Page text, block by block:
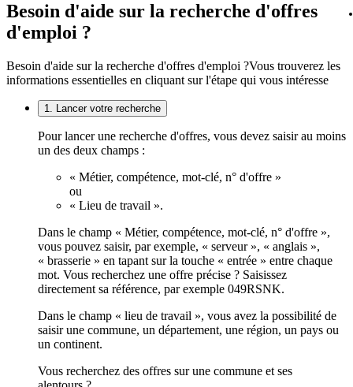
Besoin d'aide sur la recherche d'offres
d'emploi ?
Besoin d'aide sur la recherche d'offres d'emploi ?Vous trouverez les
informations essentielles en cliquant sur l'étape qui vous intéresse
1. Lancer votre recherche
Pour lancer une recherche d'offres, vous devez saisir au moins
un des deux champs :
« Métier, compétence, mot-clé, n° d'offre »
ou
« Lieu de travail ».
Dans le champ « Métier, compétence, mot-clé, n° d'offre »,
vous pouvez saisir, par exemple, « serveur », « anglais »,
« brasserie » en tapant sur la touche « entrée » entre chaque
mot. Vous recherchez une offre précise ? Saisissez
directement sa référence, par exemple 049RSNK.
Dans le champ « lieu de travail », vous avez la possibilité de
saisir une commune, un département, une région, un pays ou
un continent.
Vous recherchez des offres sur une commune et ses